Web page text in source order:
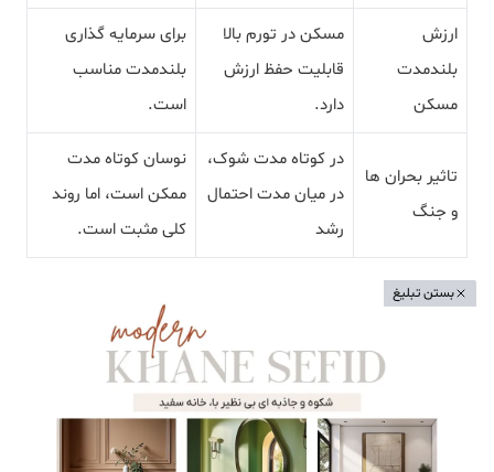
ارزش
بلندمدت
مسکن
مسکن در تورم بالا
قابلیت حفظ ارزش
دارد.
برای سرمایه گذاری
بلندمدت مناسب
است.
تاثیر بحران ها
و جنگ
در کوتاه مدت شوک،
در میان مدت احتمال
رشد
نوسان کوتاه مدت
ممکن است، اما روند
کلی مثبت است.
بستن تبلیغ